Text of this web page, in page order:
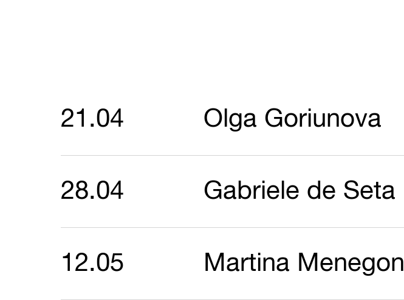
21.04 Olga Goriunova
28.04 Gabriele de Seta
12.05 Martina Menegon